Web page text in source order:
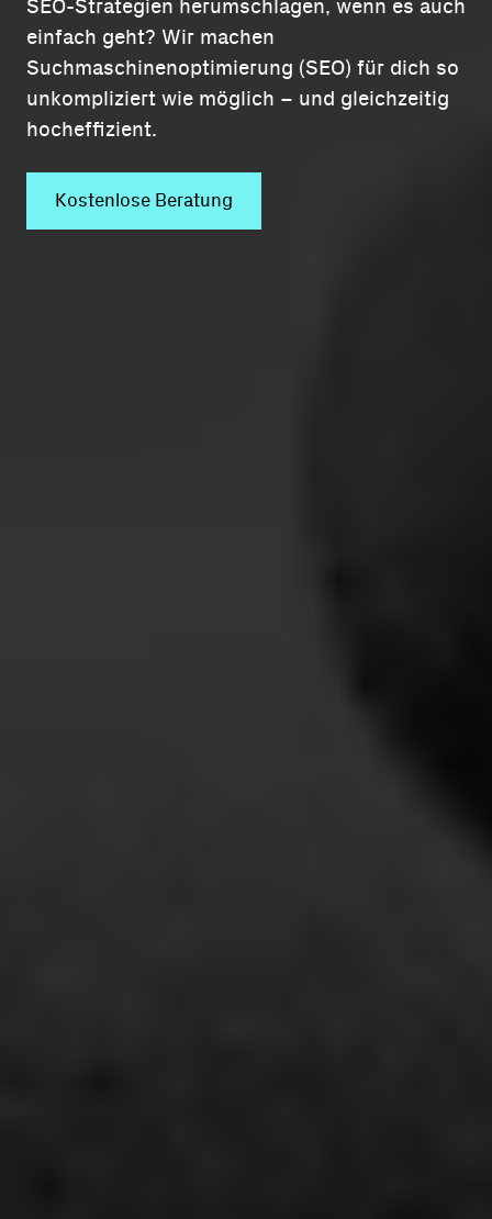
SEO-Strategien herumschlagen, wenn es auch
einfach geht? Wir machen
Suchmaschinenoptimierung (SEO) für dich so
unkompliziert wie möglich – und gleichzeitig
hocheffizient.
Kostenlose Beratung